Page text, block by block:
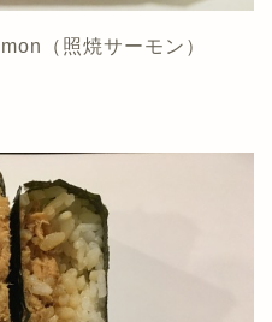
（照焼サーモン）